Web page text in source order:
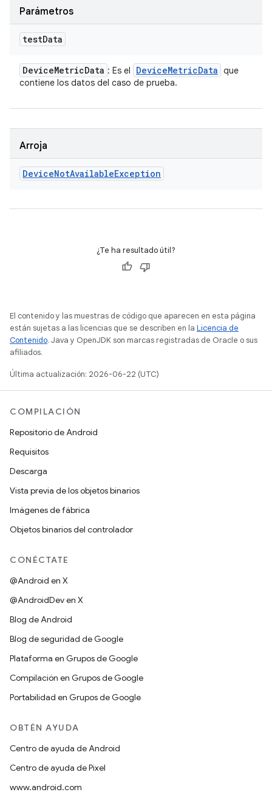
Parámetros
testData
DeviceMetricData : Es el DeviceMetricData que
contiene los datos del caso de prueba.
Arroja
DeviceNotAvailableException
¿Te ha resultado útil?
El contenido y las muestras de código que aparecen en esta página
están sujetas a las licencias que se describen en la Licencia de
Contenido. Java y OpenJDK son marcas registradas de Oracle o sus
afiliados.
Última actualización: 2026-06-22 (UTC)
COMPILACIÓN
Repositorio de Android
Requisitos
Descarga
Vista previa de los objetos binarios
Imágenes de fábrica
Objetos binarios del controlador
CONÉCTATE
@Android en X
@AndroidDev en X
Blog de Android
Blog de seguridad de Google
Plataforma en Grupos de Google
Compilación en Grupos de Google
Portabilidad en Grupos de Google
OBTÉN AYUDA
Centro de ayuda de Android
Centro de ayuda de Pixel
www.android.com